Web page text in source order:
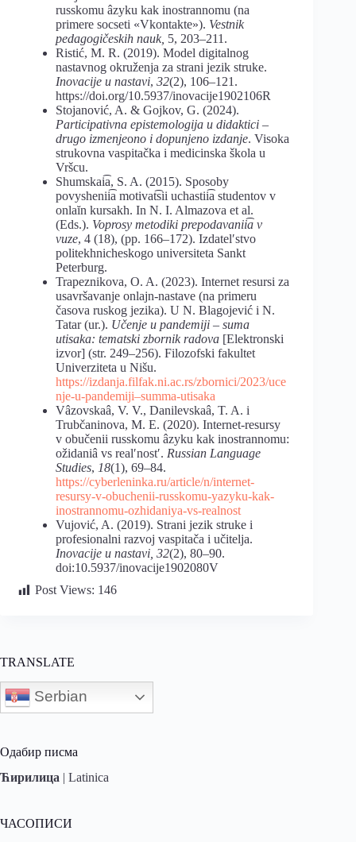
russkomu âzyku kak inostrannomu (na
primere socseti «Vkontakte»). Vestnik
pedagogičeskih nauk, 5, 203–211.
Ristić, M. R. (2019). Model digitalnog
nastavnog okruženja za strani jezik struke.
Inovacije u nastavi, 32(2), 106–121.
https://doi.org/10.5937/inovacije1902106R
Stojanović, A. & Gojkov, G. (2024).
Participativna epistemologija u didaktici –
drugo izmenjeono i dopunjeno izdanje. Visoka
strukovna vaspitačka i medicinska škola u
Vršcu.
Shumskai͡a, S. A. (2015). Sposoby
povyshenii͡a motivat͡sii uchastii͡a studentov v
onlaĭn kursakh. In N. I. Almazova et al.
(Eds.). Voprosy metodiki prepodavanii͡a v
vuze, 4 (18), (pp. 166–172). Izdatelʹstvo
politekhnicheskogo universiteta Sankt
Peterburg.
Trapeznikova, O. A. (2023). Internet resursi za
usavršavanje onlajn-nastave (na primeru
časova ruskog jezika). U N. Blagojević i N.
Tatar (ur.). Učenje u pandemiji – suma
utisaka: tematski zbornik radova [Elektronski
izvor] (str. 249–256). Filozofski fakultet
Univerziteta u Nišu.
https://izdanja.filfak.ni.ac.rs/zbornici/2023/uce
nje-u-pandemiji–summa-utisaka
Vâzovskaâ, V. V., Danilevskaâ, T. A. i
Trubčaninova, M. E. (2020). Internet-resursy
v obučenii russkomu âzyku kak inostrannomu:
ožidaniâ vs realʹnostʹ. Russian Language
Studies, 18(1), 69–84.
https://cyberleninka.ru/article/n/internet-
resursy-v-obuchenii-russkomu-yazyku-kak-
inostrannomu-ozhidaniya-vs-realnost
Vujović, A. (2019). Strani jezik struke i
profesionalni razvoj vaspitača i učitelja.
Inovacije u nastavi, 32(2), 80–90.
doi:10.5937/inovacije1902080V
Post Views: 146
TRANSLATE
Serbian
Одабир писма
Ћирилица | Latinica
ЧАСОПИСИ